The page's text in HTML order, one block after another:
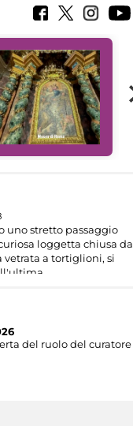
uno stretto passaggio
loggetta chiusa da
vetrata a tortiglioni, si
del ruolo del curatore